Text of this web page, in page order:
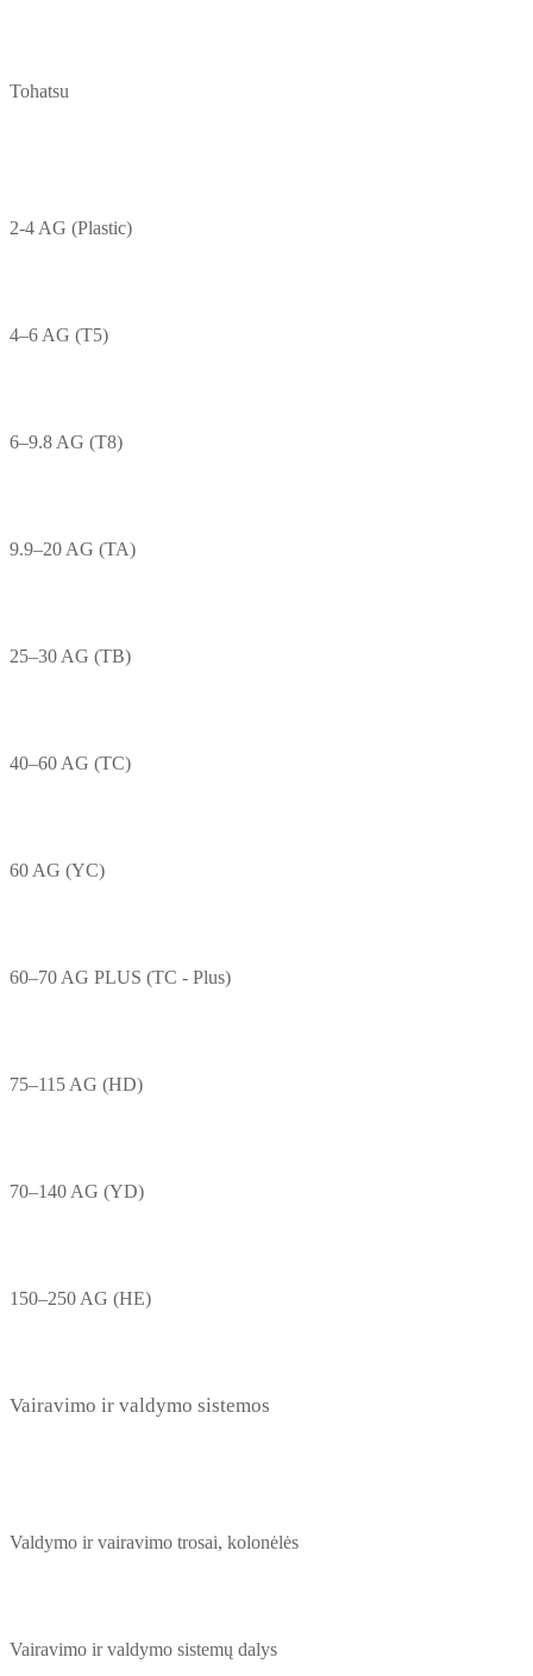
Tohatsu
2-4 AG (Plastic)
4–6 AG (T5)
6–9.8 AG (T8)
9.9–20 AG (TA)
25–30 AG (TB)
40–60 AG (TC)
60 AG (YC)
60–70 AG PLUS (TC - Plus)
75–115 AG (HD)
70–140 AG (YD)
150–250 AG (HE)
Vairavimo ir valdymo sistemos
Valdymo ir vairavimo trosai, kolonėlės
Vairavimo ir valdymo sistemų dalys